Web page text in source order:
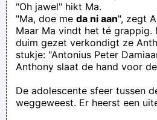
"Oh jawel" hikt Ma.
"Ma, doe me da ni aan", zegt
Maar Ma vindt het té grappig.
duim gezet verkondigt ze
stukje: "Antonius Peter
Anthony slaat de hand voor
De adolescente sfeer tussen
weggeweest. Er heerst een